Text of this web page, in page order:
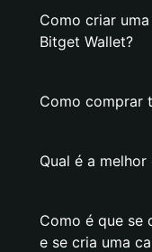
Como criar
Bitget Wallet?
Como comprar
Qual é a
Como é que se
e se cria uma